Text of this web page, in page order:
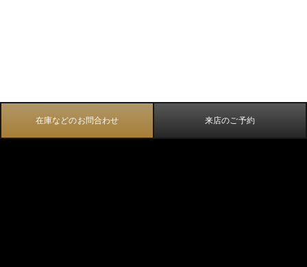
在庫などのお問合わせ 来店のご予約